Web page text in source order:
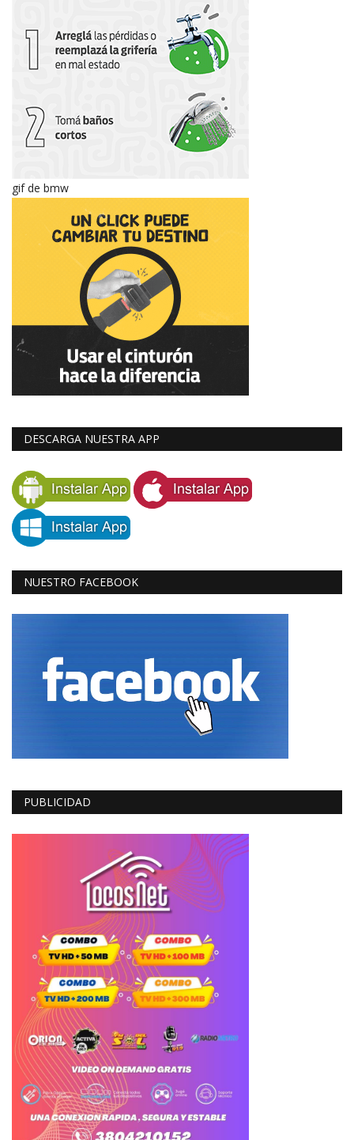
gif de bmw
DESCARGA NUESTRA APP
NUESTRO FACEBOOK
PUBLICIDAD